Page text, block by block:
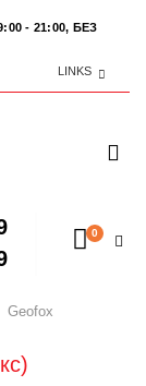
- 21:00, БЕЗ
LINKS
0
Geofox